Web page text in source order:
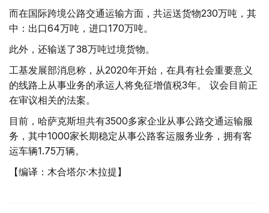
而在国际跨境公路交通运输方面，共运送货物230万吨，其
中：出口64万吨，进口170万吨。
此外，还输送了38万吨过境货物。
工基发展部消息称，从2020年开始，在具有社会重要意义
的线路上从事业务的承运人将免征增值税3年。 议会目前正
在审议相关的法案。
目前，哈萨克斯坦共有3500多家企业从事公路交通运输服
务，其中1000家长期稳定从事公路客运服务业务，拥有客
运车辆1.75万辆。
【编译：木合塔尔·木拉提】